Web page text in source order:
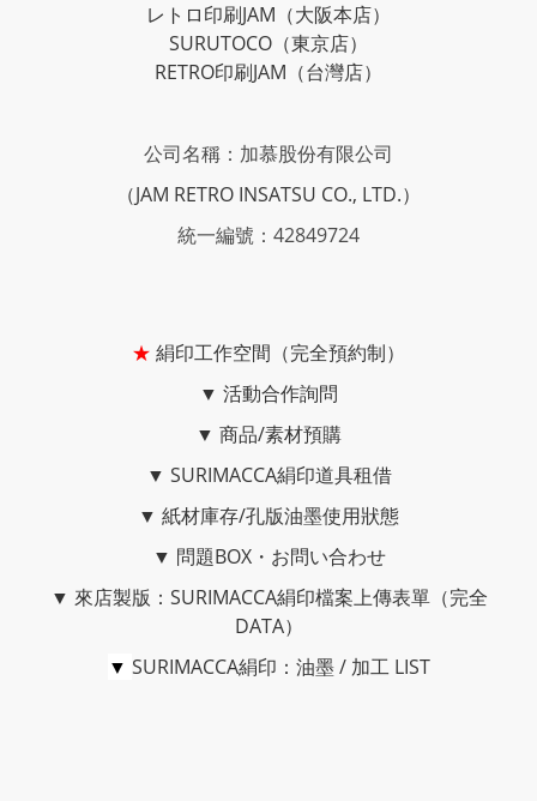
レトロ印刷JAM （大阪本店）
SURUTOCO （東京店）
RETRO印刷JAM （台灣店）
公司名稱：加慕股份有限公司
（JAM RETRO INSATSU CO., LTD.）
統一編號：42849724
★ 絹印工作空間（完全預約制）
▼ 活動合作詢問
▼ 商品/素材預購
▼ SURIMACCA絹印道具租借
▼ 紙材庫存/孔版油墨使用狀態
▼ 問題BOX・お問い合わせ
▼ 來店製版：SURIMACCA絹印檔案上傳表單（完全
DATA）
▼ SURIMACCA絹印：油墨 / 加工 LIST